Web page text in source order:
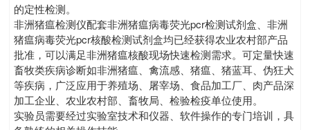
的定性检测。
非洲猪瘟检测仪配套非洲猪瘟病毒荧光pcr检测试剂盒、非洲
猪瘟病毒荧光pcr核酸检测试剂盒均已经获得农业农村部产品
批准，可以满足非洲猪瘟核酸现场快速检测需求。可定量快速
畜牧类疾病诊断如非洲猪瘟、禽流感、猪瘟、猪蓝耳、伪狂犬
等疾病，广泛应用于养殖场、屠宰场、食品加工厂、肉产品深
加工企业、农业农村部、畜牧局、检验检疫单位使用。
实验员需要经过实验室技术和仪器、软件操作的专门培训，具